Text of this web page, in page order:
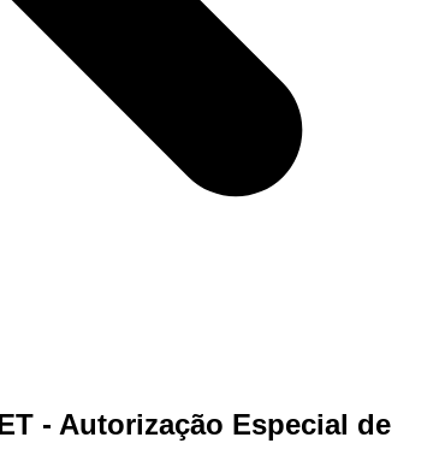
- Autorização Especial de